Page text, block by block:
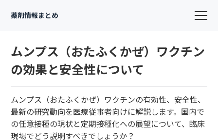
薬剤情報まとめ
ムンプス（おたふくかぜ）ワクチン
の効果と安全性について
ムンプス（おたふくかぜ）ワクチンの有効性、安全性、
最新の研究動向を医療従事者向けに解説します。国内で
の任意接種の現状と定期接種化への展望について、臨床
現場でどう説明すべきでしょうか？